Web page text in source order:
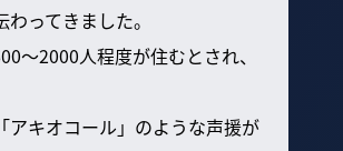
ってきました。
〜2000人程度が住むとされ、
アキオコール」のような声援が